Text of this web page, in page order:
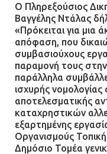
Ο Πληρεξούσιος
Βαγγέλης Ντάλας
«Πρόκειται για μια
απόφαση, που
συμβασιούχους
παραμονή τους στην
παράλληλα
ισχυρής
αποτελεσματικής
καταχρηστικών
εξαρτημένης
Οργανισμούς
Δημόσιο Τομέα